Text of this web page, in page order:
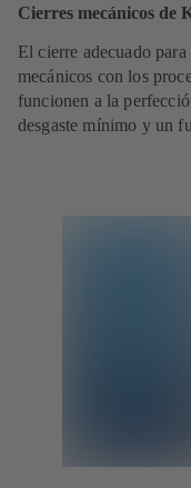
Cierres mecánicos de
El cierre adecuado
mecánicos con los
funcionen a la
desgaste mínimo y un